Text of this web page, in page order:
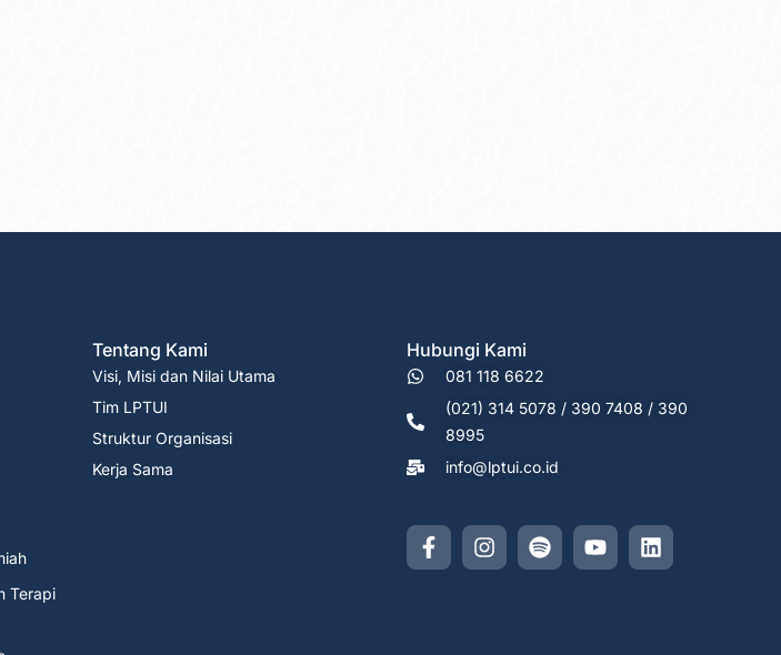
Terapi
Tentang Kami
Visi, Misi dan Nilai Utama
Tim LPTUI
Struktur Organisasi
Kerja Sama
Hubungi Kami
081 118 6622
(021) 314 5078 / 390 7408 / 390
8995
info@lptui.co.id